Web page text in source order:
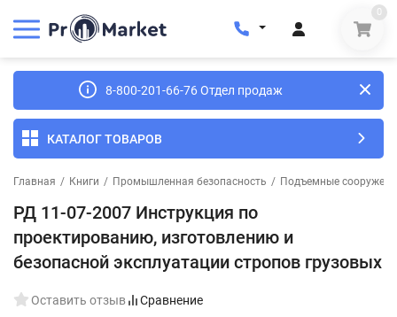
0
8-800-201-66-76 Отдел продаж
КАТАЛОГ ТОВАРОВ
Главная / Книги / Промышленная безопасность / Подъемные
РД 11-07-2007 Инструкция по
проектированию, изготовлению и
безопасной эксплуатации стропов грузовых
Оставить отзыв Сравнение